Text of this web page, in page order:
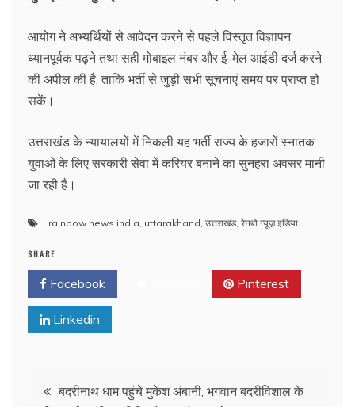
आयोग ने अभ्यर्थियों से आवेदन करने से पहले विस्तृत विज्ञापन
ध्यानपूर्वक पढ़ने तथा सही मोबाइल नंबर और ई-मेल आईडी दर्ज करने
की अपील की है, ताकि भर्ती से जुड़ी सभी सूचनाएं समय पर प्राप्त हो
सकें।
उत्तराखंड के न्यायालयों में निकली यह भर्ती राज्य के हजारों स्नातक
युवाओं के लिए सरकारी सेवा में करियर बनाने का सुनहरा अवसर मानी
जा रही है।
rainbow news india, uttarakhand, उत्तराखंड, रेनबो न्यूज़ इंडिया
SHARE
Facebook Pinterest
Linkedin
Postबदरीनाथ धाम पहुंचे मुकेश अंबानी, भगवान बदरीविशाल के